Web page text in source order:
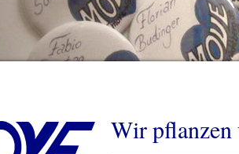
Wir pflanzen